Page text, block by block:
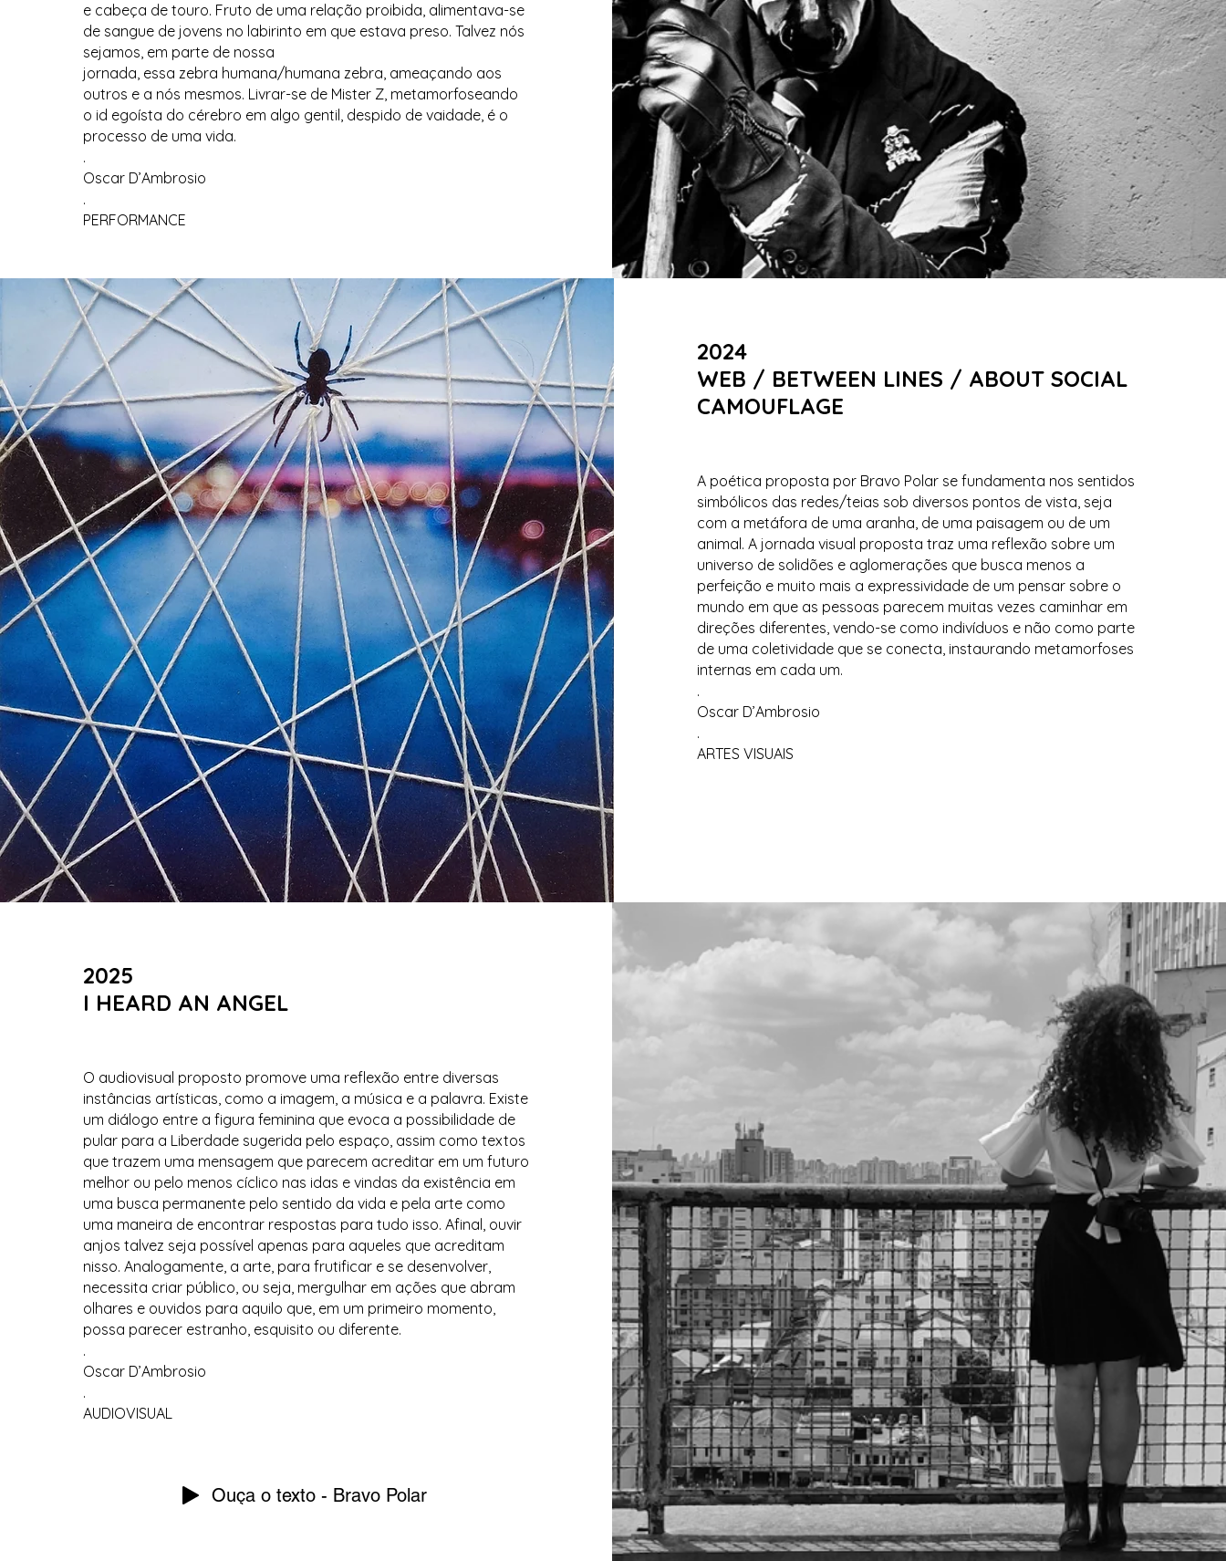
e cabeça de touro. Fruto de uma relação proibida, alimentava-se
de sangue de jovens no labirinto em que estava preso. Talvez nós
sejamos, em parte de nossa
jornada, essa zebra humana/humana zebra, ameaçando aos
outros e a nós mesmos. Livrar-se de Mister Z, metamorfoseando
o id egoísta do cérebro em algo gentil, despido de vaidade, é o
processo de uma vida.
.
Oscar D’Ambrosio
.
PERFORMANCE
2024
WEB / BETWEEN LINES / ABOUT SOCIAL
CAMOUFLAGE
A poética proposta por Bravo Polar se fundamenta nos sentidos
simbólicos das redes/teias sob diversos pontos de vista, seja
com a metáfora de uma aranha, de uma paisagem ou de um
animal. A jornada visual proposta traz uma reflexão sobre um
universo de solidões e aglomerações que busca menos a
perfeição e muito mais a expressividade de um pensar sobre o
mundo em que as pessoas parecem muitas vezes caminhar em
direções diferentes, vendo-se como indivíduos e não como parte
de uma coletividade que se conecta, instaurando metamorfoses
internas em cada um.
.
Oscar D’Ambrosio
.
ARTES VISUAIS
2025
I HEARD AN ANGEL
​O audiovisual proposto promove uma reflexão entre diversas
instâncias artísticas, como a imagem, a música e a palavra. Existe
um diálogo entre a figura feminina que evoca a possibilidade de
pular para a Liberdade sugerida pelo espaço, assim como textos
que trazem uma mensagem que parecem acreditar em um futuro
melhor ou pelo menos cíclico nas idas e vindas da existência em
uma busca permanente pelo sentido da vida e pela arte como
uma maneira de encontrar respostas para tudo isso. Afinal, ouvir
anjos talvez seja possível apenas para aqueles que acreditam
nisso. Analogamente, a arte, para frutificar e se desenvolver,
necessita criar público, ou seja, mergulhar em ações que abram
olhares e ouvidos para aquilo que, em um primeiro momento,
possa parecer estranho, esquisito ou diferente.
.
Oscar D’Ambrosio
.
AUDIOVISUAL
Ouça o texto - Bravo Polar